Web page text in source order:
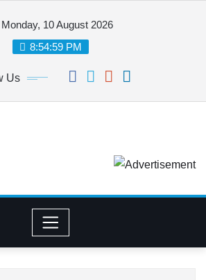
Monday, 10 August 2026
8:55:00 PM
Us